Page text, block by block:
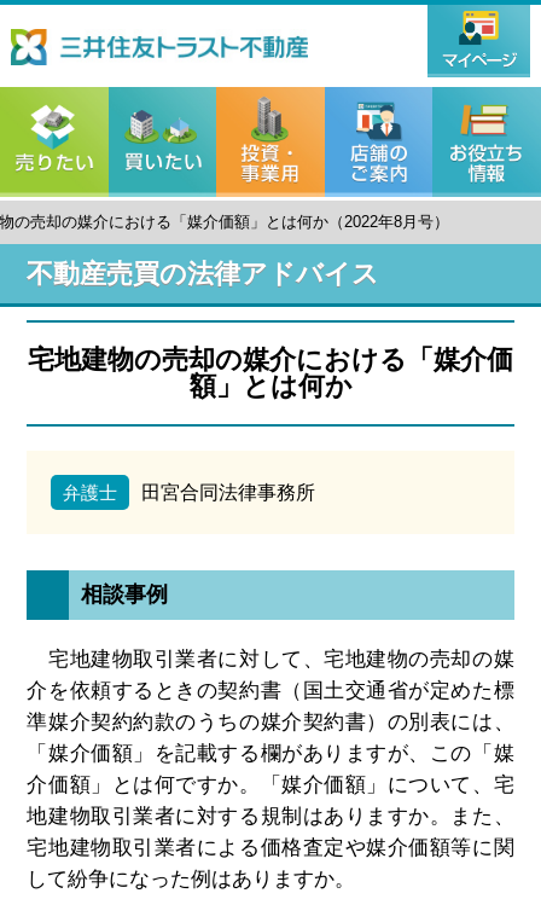
の売却の媒介における「媒介価額」とは何か（2022年8月号）
不動産売買の法律アドバイス
弁護士 田宮合同法律事務所
宅地建物の売却の媒介における「媒介価
額」とは何か
相談事例
宅地建物取引業者に対して、宅地建物の売却の媒
介を依頼するときの契約書（国土交通省が定めた標
準媒介契約約款のうちの媒介契約書）の別表には、
「媒介価額」を記載する欄がありますが、この「媒
介価額」とは何ですか。「媒介価額」について、宅
地建物取引業者に対する規制はありますか。また、
宅地建物取引業者による価格査定や媒介価額等に関
して紛争になった例はありますか。